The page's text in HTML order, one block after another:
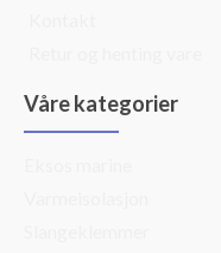
Våre kategorier